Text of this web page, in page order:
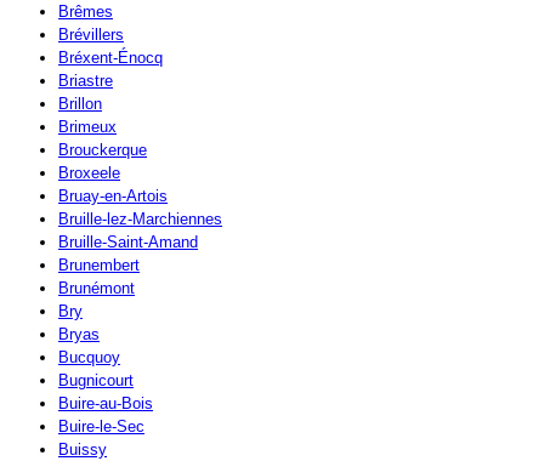
Brêmes
Brévillers
Bréxent-Énocq
Briastre
Brillon
Brimeux
Brouckerque
Broxeele
Bruay-en-Artois
Bruille-lez-Marchiennes
Bruille-Saint-Amand
Brunembert
Brunémont
Bry
Bryas
Bucquoy
Bugnicourt
Buire-au-Bois
Buire-le-Sec
Buissy